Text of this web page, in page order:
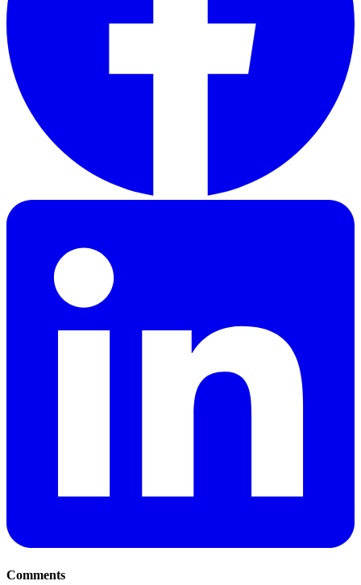
Comments